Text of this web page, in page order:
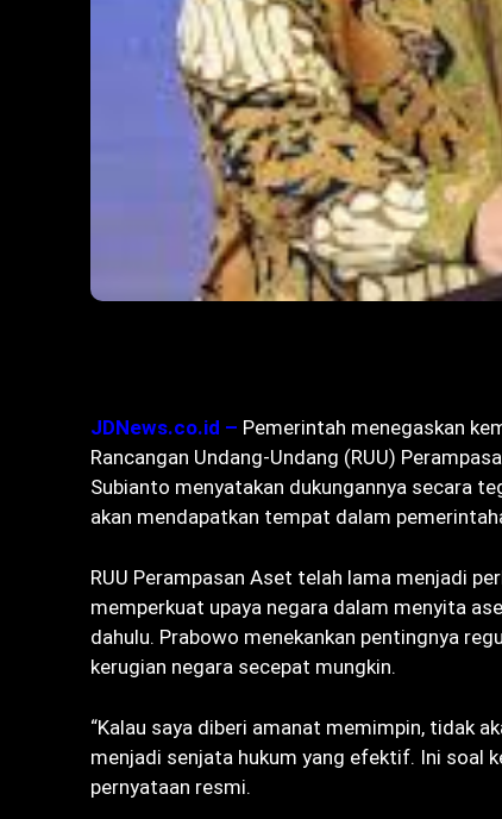
JDNews.co.id – Pemerintah menegaskan
Rancangan Undang-Undang (RUU)
Subianto menyatakan dukungannya secara
akan mendapatkan tempat dalam
RUU Perampasan Aset telah lama menjadi
memperkuat upaya negara dalam menyita
dahulu. Prabowo menekankan pentingnya
kerugian negara secepat mungkin.
“Kalau saya diberi amanat memimpin, tidak
menjadi senjata hukum yang efektif. Ini soal
pernyataan resmi.